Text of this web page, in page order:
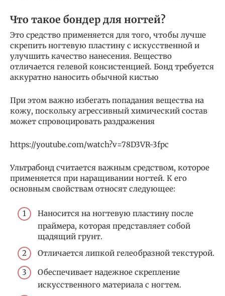
Что такое бондер для ногтей?
Это средство применяется для того, чтобы лучше
скрепить ногтевую пластину с искусственной и
улучшить качество нанесения. Вещество
отличается гелевой консистенцией. Бонд требуется
аккуратно наносить обычной кистью
При этом важно избегать попадания вещества на
кожу, поскольку агрессивный химический состав
может спровоцировать раздражения
https://youtube.com/watch?v=78D3VR-3fpc
Ультрабонд считается важным средством, которое
применяется при наращивании ногтей. К его
основным свойствам относят следующее:
Наносится на ногтевую пластину после
праймера, которая представляет собой
щадящий грунт.
Отличается липкой гелеобразной текстурой.
Обеспечивает надежное скрепление
искусственного материала с ногтем.